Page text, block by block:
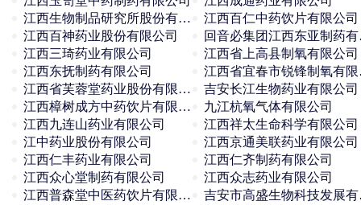
江西生物制品研究所股份有限公司
江西百仁中药饮片有限公司
江西百神药业股份有限公司
回
江西三琦药业有限公司
江西省上高县制氧有限公司
江西东抚制药有限公司
江
江西省芙蓉堂药业股份有限公司
吉安长江生物药业有限公司
江西樟树成方中药饮片有限公司
九江杭氧气体有限公司
江西九连山药业有限公司
江西祥太生命科学有限公司
江中药业股份有限公司
江西京通美联药业有限公司
江西仁丰药业有限公司
江西仁齐制药有限公司
江西众心堂制药有限公司
江西众志药业有限公司
江西普森堂中医药饮片有限公司
吉